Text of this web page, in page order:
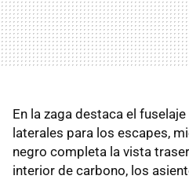
En la zaga destaca el
laterales para los escapes,
negro completa la vista
interior de carbono, los